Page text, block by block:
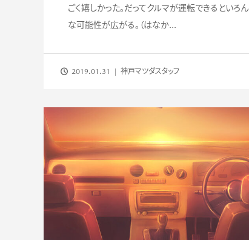
ごく嬉しかった。だってクルマが運転できるといろん
な可能性が広がる。（はなか...
2019.01.31 神戸マツダスタッフ